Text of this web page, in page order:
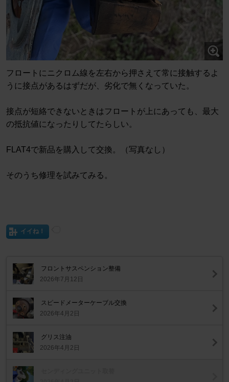
フロートにニクロム線を左右から押さえて常に接触するよ
うに接点があるはずだが、劣化で無くなっていた。
接点が短絡できないときはフロートが上にあっても、最大
の抵抗値になったりしてたらしい。
FLAT4で新品を購入して交換。（写真なし）
そのうち修理を試みてみる。
イイね！
フロントサスペンション整備
2026年7月12日
スピードメーターケーブル交換
2026年4月2日
グリス注油
2026年4月2日